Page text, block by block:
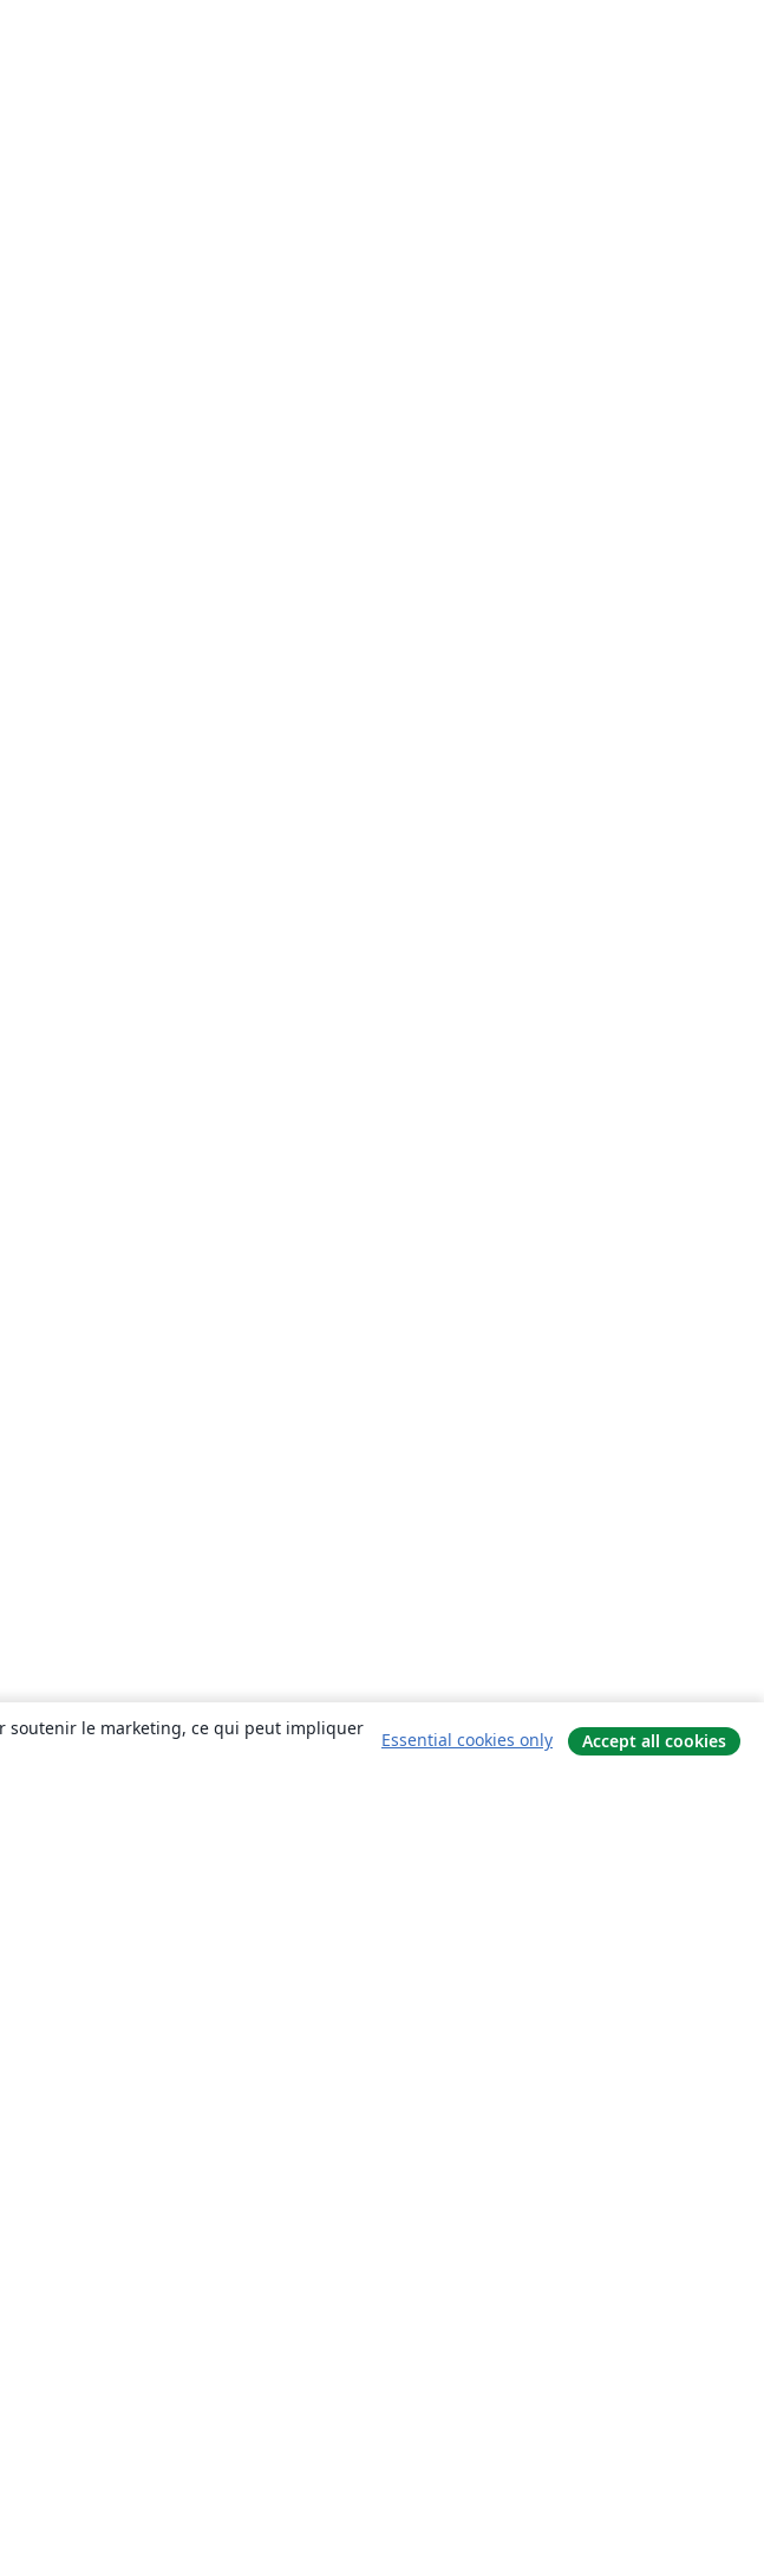
soutenir le marketing, ce qui peut impliquer
Essential cookies only Accept all cookies